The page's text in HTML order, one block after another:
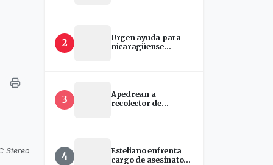
Stereo
2
Urgen ayuda para
nicaragüense
3
Apedrean a
recolector de
4
Esteliano enfrenta
cargo de asesinato